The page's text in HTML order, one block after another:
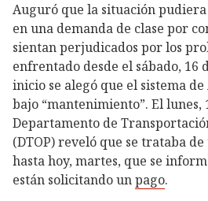
Auguró que la situación
en una demanda de clase por
sientan perjudicados por los
enfrentado desde el sábado, 16
inicio se alegó que el sistema
bajo “mantenimiento”. El
Departamento de
(DTOP) reveló que se trataba
hasta hoy, martes, que se
están solicitando unpago.